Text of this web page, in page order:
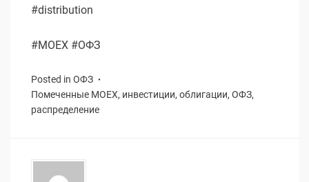
#distribution
#MOEX #ОФЗ
Posted in ОФЗ
Помеченные MOEX, инвестиции, облигации, ОФЗ,
распределение